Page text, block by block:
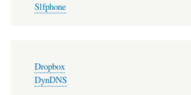
Slfphone
Dropbox
DynDNS